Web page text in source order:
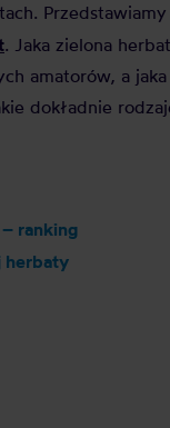
. Jaka zielona
amatorów, a
dokładnie
ranking
herbaty